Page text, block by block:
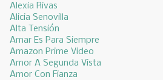
Alexia Rivas
Alicia Senovilla
Alta Tensión
Amar Es Para Siempre
Amazon Prime Video
Amor A Segunda Vista
Amor Con Fianza